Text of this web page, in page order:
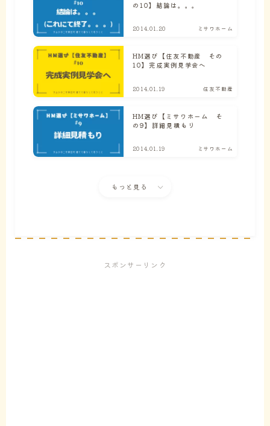
の10】結論は。。。
2014.01.20 ミサワホーム
HM選び【住友不動産 その
10】完成実例見学会へ
2014.01.19 住友不動産
HM選び【ミサワホーム そ
の9】詳細見積もり
2014.01.19 ミサワホーム
もっと見る
スポンサーリンク